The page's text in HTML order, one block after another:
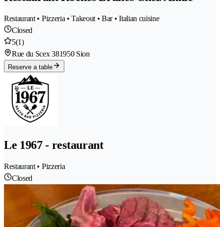
Restaurant • Pizzeria • Takeout • Bar • Italian cuisine
Closed
5(1)
Rue du Scex 381950 Sion
Reserve a table
Le 1967 - restaurant
Restaurant • Pizzeria
Closed